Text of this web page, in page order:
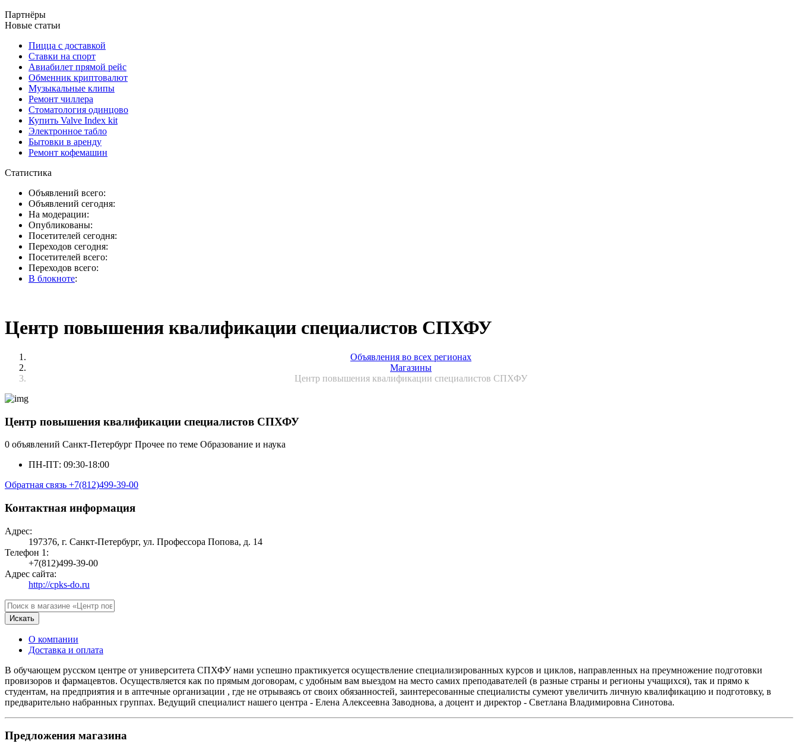
Партнёры
Новые статьи
Пицца с доставкой
Ставки на спорт
Авиабилет прямой рейс
Обменник криптовалют
Музыкальные клипы
Ремонт чиллера
Стоматология одинцово
Купить Valve Index kit
Электронное табло
Бытовки в аренду
Ремонт кофемашин
Статистика
Объявлений всего:
Объявлений сегодня:
На модерации:
Опубликованы:
Посетителей сегодня:
Переходов сегодня:
Посетителей всего:
Переходов всего:
В блокноте:
Центр повышения квалификации специалистов СПХФУ
Объявления во всех регионах
Магазины
Центр повышения квалификации специалистов СПХФУ
Центр повышения квалификации специалистов СПХФУ
0 объявлений Санкт-Петербург Прочее по теме Образование и наука
ПН-ПТ: 09:30-18:00
Обратная связь +7(812)499-39-00
Контактная информация
Адрес:
197376, г. Санкт-Петербург, ул. Профессора Попова, д. 14
Телефон 1:
+7(812)499-39-00
Адрес сайта:
http://cpks-do.ru
Искать
О компании
Доставка и оплата
В обучающем русском центре от университета СПХФУ нами успешно практикуется осуществление специализированных курсов и циклов, направленных на преумножение подготовки
провизоров и фармацевтов. Осуществляется как по прямым договорам, с удобным вам выездом на место самих преподавателей (в разные страны и регионы учащихся), так и прямо к
студентам, на предприятия и в аптечные организации , где не отрываясь от своих обязанностей, заинтересованные специалисты сумеют увеличить личную квалификацию и подготовку, в
предварительно набранных группах. Ведущий специалист нашего центра - Елена Алексеевна Заводнова, а доцент и директор - Светлана Владимировна Синотова.
Предложения магазина